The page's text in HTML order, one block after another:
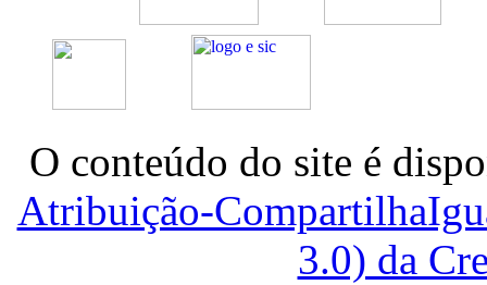
O conteúdo do site é
Atribuição-
3.0) da